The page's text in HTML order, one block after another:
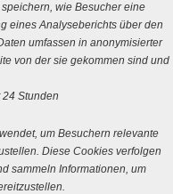
wie Besucher eine
eines Analyseberichts über den
umfassen in anonymisierter
von der sie gekommen sind und
24 Stunden
um Besuchern relevante
Diese Cookies verfolgen
sammeln Informationen, um